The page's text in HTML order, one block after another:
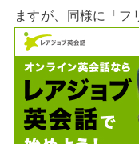
ますが、同様に「フ